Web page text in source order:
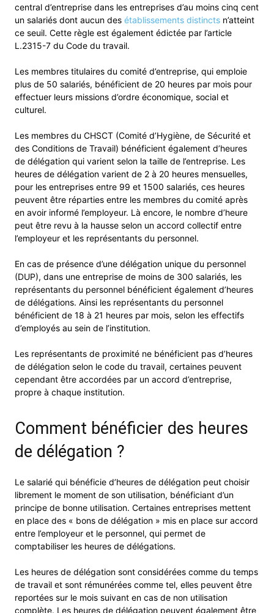
central d’entreprise dans les entreprises d’au moins cinq cent
un salariés dont aucun des établissements distincts n’atteint
ce seuil. Cette règle est également édictée par l’article
L.2315-7 du Code du travail.
Les membres titulaires du comité d’entreprise, qui emploie
plus de 50 salariés, bénéficient de 20 heures par mois pour
effectuer leurs missions d’ordre économique, social et
culturel.
Les membres du CHSCT (Comité d’Hygiène, de Sécurité et
des Conditions de Travail) bénéficient également d’heures
de délégation qui varient selon la taille de l’entreprise. Les
heures de délégation varient de 2 à 20 heures mensuelles,
pour les entreprises entre 99 et 1500 salariés, ces heures
peuvent être réparties entre les membres du comité après
en avoir informé l’employeur. Là encore, le nombre d’heure
peut être revu à la hausse selon un accord collectif entre
l’employeur et les représentants du personnel.
En cas de présence d’une délégation unique du personnel
(DUP), dans une entreprise de moins de 300 salariés, les
représentants du personnel bénéficient également d’heures
de délégations. Ainsi les représentants du personnel
bénéficient de 18 à 21 heures par mois, selon les effectifs
d’employés au sein de l’institution.
Les représentants de proximité ne bénéficient pas d’heures
de délégation selon le code du travail, certaines peuvent
cependant être accordées par un accord d’entreprise,
propre à chaque institution.
Comment bénéficier des heures
de délégation ?
Le salarié qui bénéficie d’heures de délégation peut choisir
librement le moment de son utilisation, bénéficiant d’un
principe de bonne utilisation. Certaines entreprises mettent
en place des « bons de délégation » mis en place sur accord
entre l’employeur et le personnel, qui permet de
comptabiliser les heures de délégations.
Les heures de délégation sont considérées comme du temps
de travail et sont rémunérées comme tel, elles peuvent être
reportées sur le mois suivant en cas de non utilisation
complète. Les heures de délégation peuvent également être